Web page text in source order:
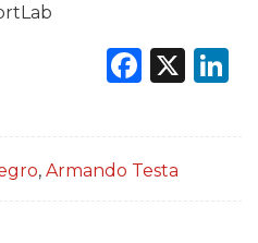
X
, Armando Testa